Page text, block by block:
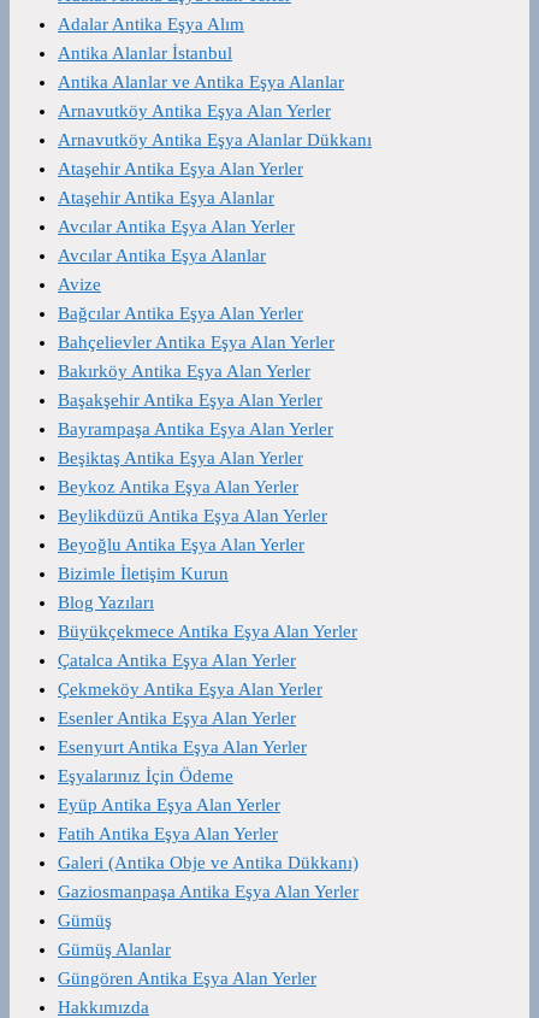
Adalar Antika Eşya Alım
Antika Alanlar İstanbul
Antika Alanlar ve Antika Eşya Alanlar
Arnavutköy Antika Eşya Alan Yerler
Arnavutköy Antika Eşya Alanlar Dükkanı
Ataşehir Antika Eşya Alan Yerler
Ataşehir Antika Eşya Alanlar
Avcılar Antika Eşya Alan Yerler
Avcılar Antika Eşya Alanlar
Avize
Bağcılar Antika Eşya Alan Yerler
Bahçelievler Antika Eşya Alan Yerler
Bakırköy Antika Eşya Alan Yerler
Başakşehir Antika Eşya Alan Yerler
Bayrampaşa Antika Eşya Alan Yerler
Beşiktaş Antika Eşya Alan Yerler
Beykoz Antika Eşya Alan Yerler
Beylikdüzü Antika Eşya Alan Yerler
Beyoğlu Antika Eşya Alan Yerler
Bizimle İletişim Kurun
Blog Yazıları
Büyükçekmece Antika Eşya Alan Yerler
Çatalca Antika Eşya Alan Yerler
Çekmeköy Antika Eşya Alan Yerler
Esenler Antika Eşya Alan Yerler
Esenyurt Antika Eşya Alan Yerler
Eşyalarınız İçin Ödeme
Eyüp Antika Eşya Alan Yerler
Fatih Antika Eşya Alan Yerler
Galeri (Antika Obje ve Antika Dükkanı)
Gaziosmanpaşa Antika Eşya Alan Yerler
Gümüş
Gümüş Alanlar
Güngören Antika Eşya Alan Yerler
Hakkımızda